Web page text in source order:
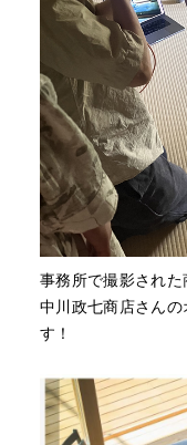
事務所で撮影された
中川政七商店さん
す！